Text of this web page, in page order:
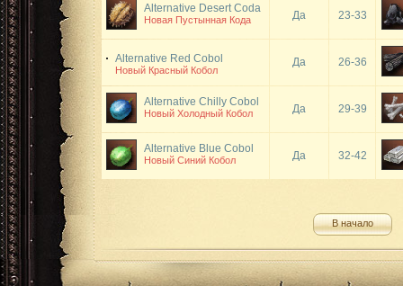
Alternative Desert Coda
Новая Пустынная Кода Да 23-33
Alternative Red Cobol
Новый Красный Кобол
Да 26-36
Alternative Chilly Cobol
Новый Холодный Кобол Да 29-39
Alternative Blue Cobol
Новый Синий Кобол Да 32-42
В начало